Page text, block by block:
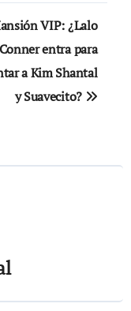
VIP: ¿Lalo
entra para
a Kim Shantal
y Suavecito?